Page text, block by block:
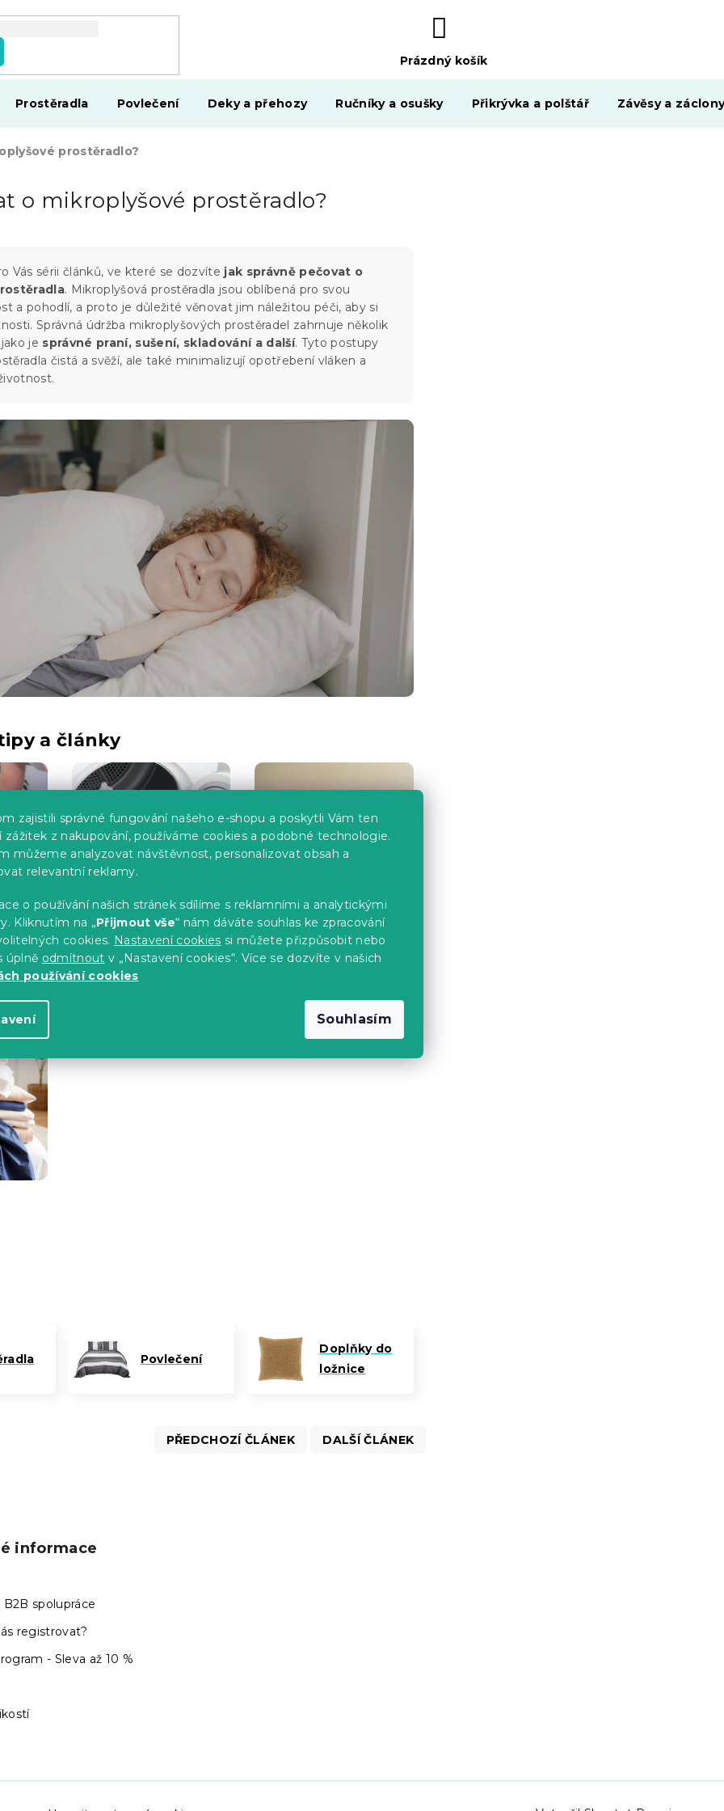
zajistili správné fungování našeho e-shopu a poskytli Vám ten
zážitek z nakupování, používáme cookies a podobné technologie.
můžeme analyzovat návštěvnost, personalizovat obsah a
relevantní reklamy.
o používání našich stránek sdílíme s reklamními a analytickými
Kliknutím na „Přijmout vše“ nám dáváte souhlas ke zpracování
cookies. Nastavení cookies si můžete přizpůsobit nebo
úplně odmítnout v „Nastavení cookies“. Více se dozvíte v našich
používání cookies
Souhlasím
NÁKUPNÍ
KOŠÍK
Prázdný košík
Prostěradla Povlečení Deky a přehozy Ručníky a osušky Přikrývka a polštář Závěsy a
prostěradlo?
o mikroplyšové prostěradlo?
Vás sérii článků, ve které se dozvíte jak správně pečovat o
. Mikroplyšová prostěradla jsou oblíbená pro svou
a pohodlí, a proto je důležité věnovat jim náležitou péči, aby si
Správná údržba mikroplyšových prostěradel zahrnuje několik
je správné praní, sušení, skladování a další. Tyto postupy
čistá a svěží, ale také minimalizují opotřebení vláken a
a články
Jak sušit
mikroplyšové
prostěradlo?
Jak složit
mikroplyšové
Povlečení
Doplňky do
ložnice
PŘEDCHOZÍ ČLÁNEK DALŠÍ ČLÁNEK
informace
spolupráce
registrovat?
- Sleva až 10 %